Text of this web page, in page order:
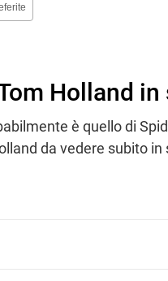
Holland
è quello di
da vedere subito in